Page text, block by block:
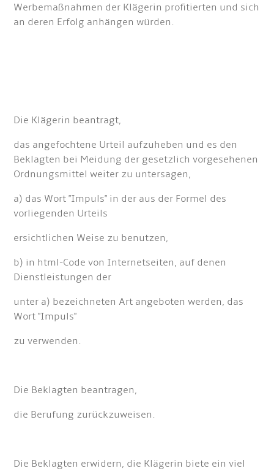
Werbemaßnahmen der Klägerin profitierten und sich
an deren Erfolg anhängen würden.
Die Klägerin beantragt,
das angefochtene Urteil aufzuheben und es den
Beklagten bei Meidung der gesetzlich vorgesehenen
Ordnungsmittel weiter zu untersagen,
a) das Wort "Impuls" in der aus der Formel des
vorliegenden Urteils
ersichtlichen Weise zu benutzen,
b) in html-Code von Internetseiten, auf denen
Dienstleistungen der
unter a) bezeichneten Art angeboten werden, das
Wort "Impuls"
zu verwenden.
Die Beklagten beantragen,
die Berufung zurückzuweisen.
Die Beklagten erwidern, die Klägerin biete ein viel